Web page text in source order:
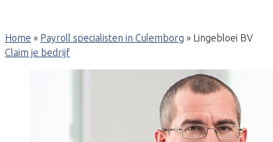
Home » Payroll specialisten in Culemborg » Lingebloei BV
Claim je bedrijf